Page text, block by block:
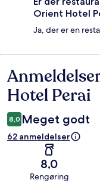
Orient Hotel
Ja, der er en
Anmeldelser
Hotel Perai
8,0 Meget godt
62 anmeldelser
8,0
Rengøring